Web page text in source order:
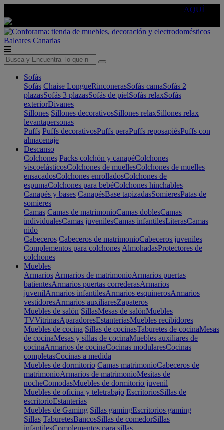
AQUÍ
Baleares Canarias
Sofás
Sofás Chaise LongueRinconerasSofás camaSofás 2
plazasSofás 3 plazasSofás de pielSofás relaxSofás
exteriorDivanes
Sillones Sillones decorativosSillones relaxSillones relax
levantapersonas
Puffs Puffs decorativosPuffs peraPuffs reposapiésPuffs con
almacenaje
Descanso
Colchones Packs colchón y canapéColchones
viscoelásticosColchones de muellesColchones de muelles
ensacadosColchones enrolladosColchones de
espumaColchones para bebéColchones hinchables
Canapés y bases CanapésBase tapizadasSomieresPatas de
somieres
Camas Camas de matrimonioCamas doblesCamas
individualesCamas juvenilesCamas infantilesLiterasCamas
nido
Cabeceros Cabeceros de matrimonioCabeceros juveniles
Complementos para colchones AlmohadasProtectores de
colchones
Muebles
Armarios Armarios de matrimonioArmarios puertas
batientesArmarios puertas correderasArmarios
juvenilArmarios infantilesArmarios esquinerosArmarios
vestidoresArmarios auxiliaresZapateros
Muebles de salón SillasMesas de salónMuebles
TVVitrinasAparadoresEstanteriasMuebles recibidores
Muebles de cocina Sillas de cocinasTaburetes de cocinaMesas
de cocinaMesas y sillas de cocinaMuebles auxiliares de
cocinaArmarios de cocinaCocinas modularesCocinas
completasCocinas a medida
Muebles de dormitorio Camas matrimonioCabeceros de
matrimonioArmarios de matrimonioMesitas de
nocheComodasMuebles de dormitorio juvenil
Muebles de oficina y teletrabajo EscritoriosSillas de
escritorioEstanterías
Muebles de Gaming Sillas gamingEscritorios gaming
Sillas TaburetesBancosSillas de comedorSillas
infantilesComplementos para sillas